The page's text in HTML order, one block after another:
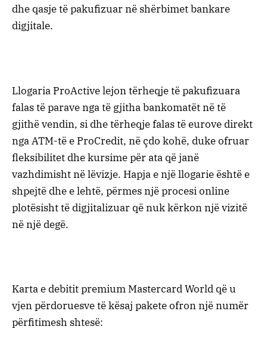
dhe qasje të pakufizuar në shërbimet bankare
digjitale.
Llogaria ProActive lejon tërheqje të pakufizuara
falas të parave nga të gjitha bankomatët në të
gjithë vendin, si dhe tërheqje falas të eurove direkt
nga ATM-të e ProCredit, në çdo kohë, duke ofruar
fleksibilitet dhe kursime për ata që janë
vazhdimisht në lëvizje. Hapja e një llogarie është e
shpejtë dhe e lehtë, përmes një procesi online
plotësisht të digjitalizuar që nuk kërkon një vizitë
në një degë.
Karta e debitit premium Mastercard World që u
vjen përdoruesve të kësaj pakete ofron një numër
përfitimesh shtesë: